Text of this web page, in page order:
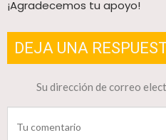
¡Agradecemos tu apoyo!
DEJA UNA
Su dirección de correo